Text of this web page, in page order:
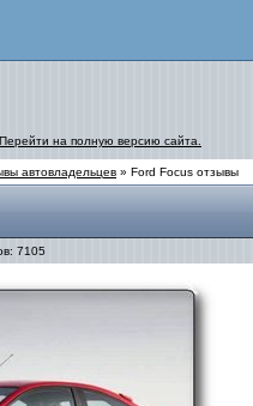
Перейти на полную версию сайта.
автовладельцев » Ford Focus отзывы
7105